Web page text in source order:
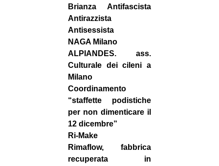
Brianza Antifascista
Antirazzista
Antisessista
NAGA Milano
ALPIANDES. ass.
Culturale dei cileni a
Milano
Coordinamento
“staffette podistiche
per non dimenticare il
12 dicembre”
Ri-Make
Rimaflow, fabbrica
recuperata in